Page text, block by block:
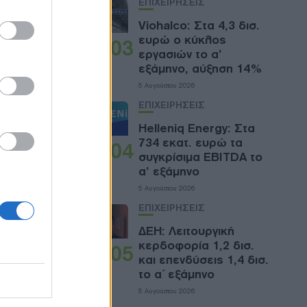
6
με
03
Viohalco: Στα 4,3 δισ.
ευρώ ο κύκλος
εργασιών το α’
εξάμηνο, αύξηση 14%
5 Αυγούστου 2026
04
ΕΠΙΧΕΙΡΗΣΕΙΣ
Helleniq Energy: Στα
734 εκατ. ευρώ τα
συγκρίσιμα EBITDA το
α’ εξάμηνο
5 Αυγούστου 2026
05
ΕΠΙΧΕΙΡΗΣΕΙΣ
ΔΕΗ: Λειτουργική
κερδοφορία 1,2 δισ.
και επενδύσεις 1,4 δισ.
το α΄ εξάμηνο
5 Αυγούστου 2026